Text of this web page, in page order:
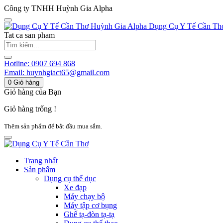
Công ty TNHH Huỳnh Gia Alpha
Huỳnh Gia Alpha Dụng Cụ Y Tế Cần
Tat ca san pham
Hotline: 0907 694 868
Email: huynhgiact65@gmail.com
0 Giỏ hàng
Giỏ hàng của Bạn
Giỏ hàng trống !
Thêm sản phẩm để bắt đầu mua sắm.
Trang nhất
Sản phẩm
Dụng cụ thể dục
Xe đạp
Máy chạy bộ
Máy tập cơ bụng
Ghế tạ-đòn tạ-tạ